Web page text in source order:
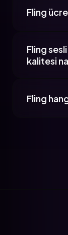
Fling
Fling
kalitesi
Fling